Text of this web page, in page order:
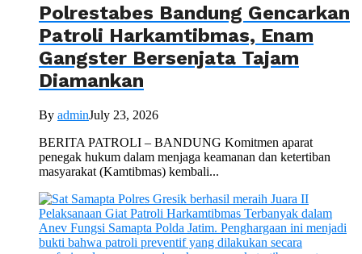
Polrestabes Bandung Gencarkan
Patroli Harkamtibmas, Enam
Gangster Bersenjata Tajam
Diamankan
By adminJuly 23, 2026
BERITA PATROLI – BANDUNG Komitmen aparat
penegak hukum dalam menjaga keamanan dan ketertiban
masyarakat (Kamtibmas) kembali...